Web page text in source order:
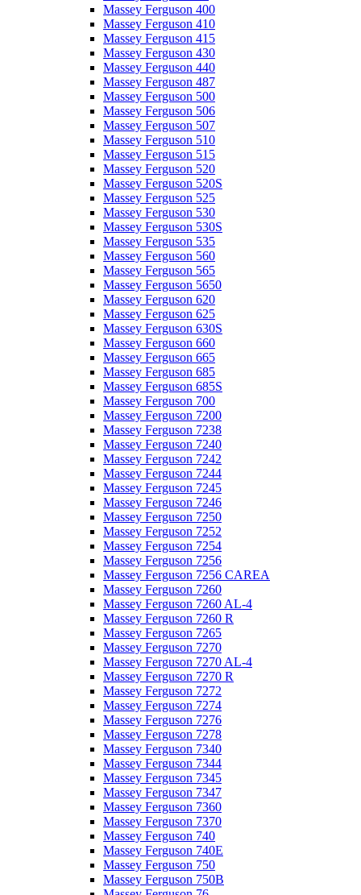
Massey Ferguson 400
Massey Ferguson 410
Massey Ferguson 415
Massey Ferguson 430
Massey Ferguson 440
Massey Ferguson 487
Massey Ferguson 500
Massey Ferguson 506
Massey Ferguson 507
Massey Ferguson 510
Massey Ferguson 515
Massey Ferguson 520
Massey Ferguson 520S
Massey Ferguson 525
Massey Ferguson 530
Massey Ferguson 530S
Massey Ferguson 535
Massey Ferguson 560
Massey Ferguson 565
Massey Ferguson 5650
Massey Ferguson 620
Massey Ferguson 625
Massey Ferguson 630S
Massey Ferguson 660
Massey Ferguson 665
Massey Ferguson 685
Massey Ferguson 685S
Massey Ferguson 700
Massey Ferguson 7200
Massey Ferguson 7238
Massey Ferguson 7240
Massey Ferguson 7242
Massey Ferguson 7244
Massey Ferguson 7245
Massey Ferguson 7246
Massey Ferguson 7250
Massey Ferguson 7252
Massey Ferguson 7254
Massey Ferguson 7256
Massey Ferguson 7256 CAREA
Massey Ferguson 7260
Massey Ferguson 7260 AL-4
Massey Ferguson 7260 R
Massey Ferguson 7265
Massey Ferguson 7270
Massey Ferguson 7270 AL-4
Massey Ferguson 7270 R
Massey Ferguson 7272
Massey Ferguson 7274
Massey Ferguson 7276
Massey Ferguson 7278
Massey Ferguson 7340
Massey Ferguson 7344
Massey Ferguson 7345
Massey Ferguson 7347
Massey Ferguson 7360
Massey Ferguson 7370
Massey Ferguson 740
Massey Ferguson 740E
Massey Ferguson 750
Massey Ferguson 750B